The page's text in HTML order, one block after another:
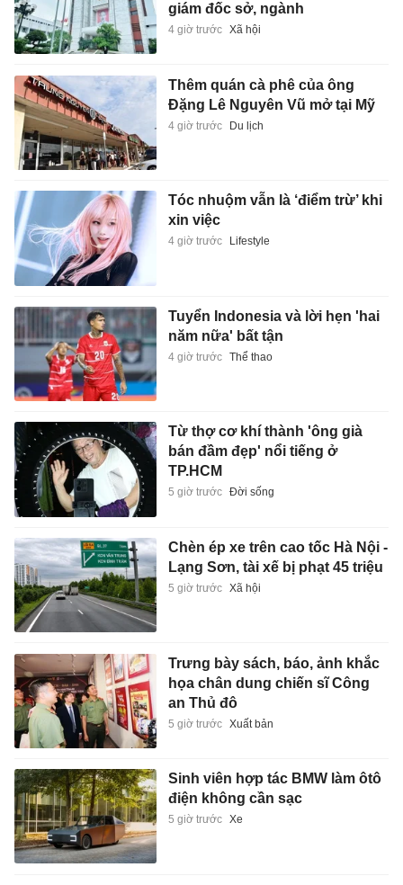
giám đốc sở, ngành
4 giờ trước Xã hội
Thêm quán cà phê của ông
Đặng Lê Nguyên Vũ mở tại Mỹ
4 giờ trước Du lịch
Tóc nhuộm vẫn là ‘điểm trừ’ khi
xin việc
4 giờ trước Lifestyle
Tuyển Indonesia và lời hẹn 'hai
năm nữa' bất tận
4 giờ trước Thể thao
Từ thợ cơ khí thành 'ông già
bán đầm đẹp' nổi tiếng ở
TP.HCM
5 giờ trước Đời sống
Chèn ép xe trên cao tốc Hà Nội -
Lạng Sơn, tài xế bị phạt 45 triệu
5 giờ trước Xã hội
Trưng bày sách, báo, ảnh khắc
họa chân dung chiến sĩ Công
an Thủ đô
5 giờ trước Xuất bản
Sinh viên hợp tác BMW làm ôtô
điện không cần sạc
5 giờ trước Xe